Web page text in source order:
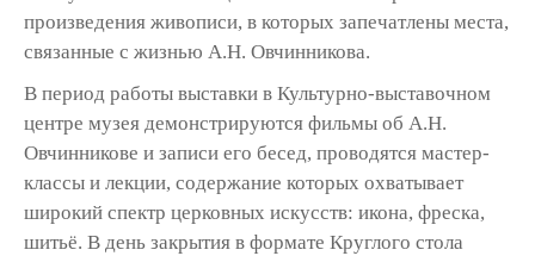
произведения живописи, в которых запечатлены места,
связанные с жизнью А.Н. Овчинникова.
В период работы выставки в Культурно-выставочном
центре музея демонстрируются фильмы об А.Н.
Овчинникове и записи его бесед, проводятся мастер-
классы и лекции, содержание которых охватывает
широкий спектр церковных искусств: икона, фреска,
шитьё. В день закрытия в формате Круглого стола